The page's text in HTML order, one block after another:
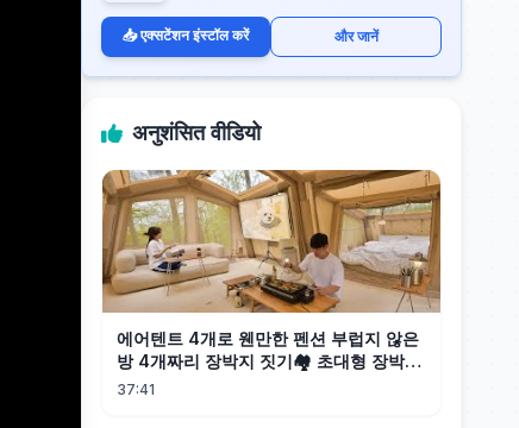
📥 एक्सटेंशन इंस्टॉल करें और जानें
अनुशंसित वीडियो
에어텐트 4개로 웬만한 펜션 부럽지 않은
방 4개짜리 장박지 짓기🏘️ 초대형 장박캠
핑
37:41